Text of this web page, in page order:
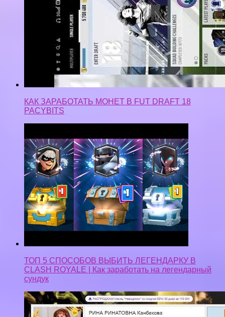
КАК ЗАРАБОТАТЬ МОНЕТ В FUT DRAFT 18
PACYBITS
ТОП 5 СПОСОБОВ ВЫБИТЬ ЛЕГЕНДАРКУ В
CLASH ROYALE | Как заработать на легендарный
сундук